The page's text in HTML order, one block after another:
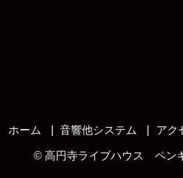
ホーム 音響他システム アク
© 高円寺ライブハウス ペン